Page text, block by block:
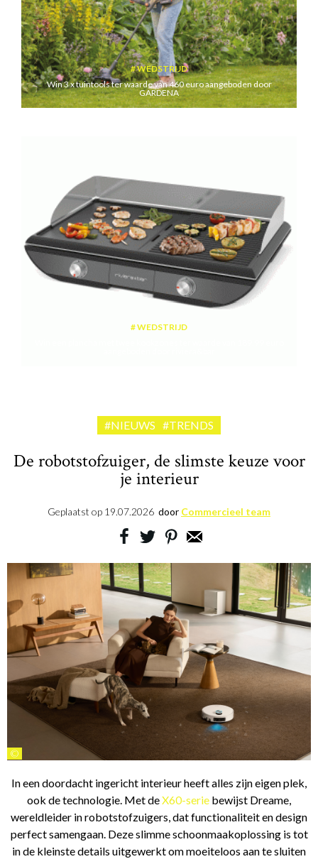
WEDSTRIJD
Win 3 x tuintools ter waarde van 460 euro aangeboden door
GARDENA
WEDSTRIJD
#NIEUWS #TRENDS
De robotstofzuiger, de slimste keuze voor
je interieur
Geplaatst op 19.07.2026 door Commercieel team
©
In een doordacht ingericht interieur heeft alles zijn eigen plek,
ook de technologie. Met deX60-serie bewijst Dreame,
wereldleider in robotstofzuigers, dat functionaliteit en design
perfect samengaan. Deze slimme schoonmaakoplossing is tot
in de kleinste details uitgewerkt om moeiteloos aan te sluiten